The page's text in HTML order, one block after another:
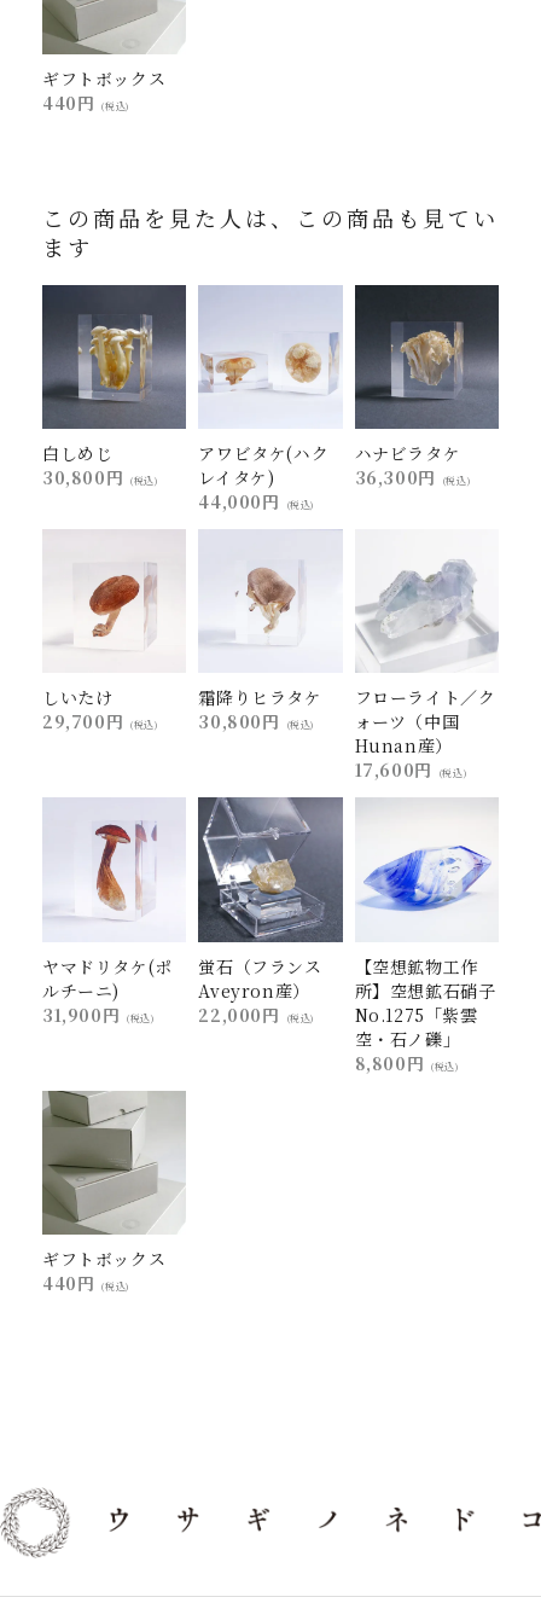
ギフトボックス
440円
(税込)
この商品を見た人は、この商品も見てい
ます
白しめじ
30,800円
(税込)
アワビタケ(ハク
レイタケ)
44,000円
(税込)
ハナビラタケ
36,300円
(税込)
しいたけ
29,700円
(税込)
霜降りヒラタケ
30,800円
(税込)
フローライト／ク
ォーツ（中国
Hunan産）
17,600円
(税込)
ヤマドリタケ(ポ
ルチーニ)
31,900円
(税込)
蛍石（フランス
Aveyron産）
22,000円
(税込)
【空想鉱物工作
所】空想鉱石硝子
No.1275「紫雲
空・石ノ礫」
8,800円
(税込)
ギフトボックス
440円
(税込)